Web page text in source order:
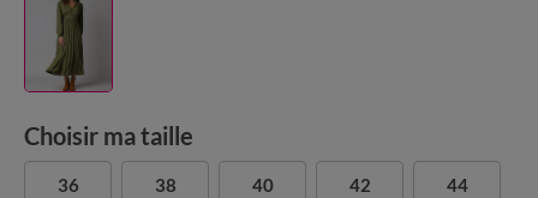
Choisir ma taille
36 38 40 42 44